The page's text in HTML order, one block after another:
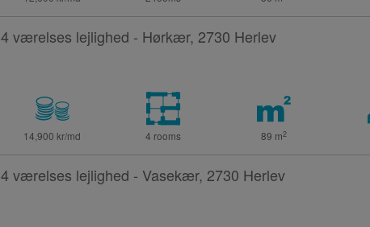
4 værelses lejlighed - Hørkær, 2730 Herlev
14,900 kr/md 4 rooms 89 m2
4 værelses lejlighed - Vasekær, 2730 Herlev